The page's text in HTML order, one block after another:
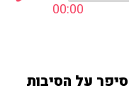
00:00
על הסיבות